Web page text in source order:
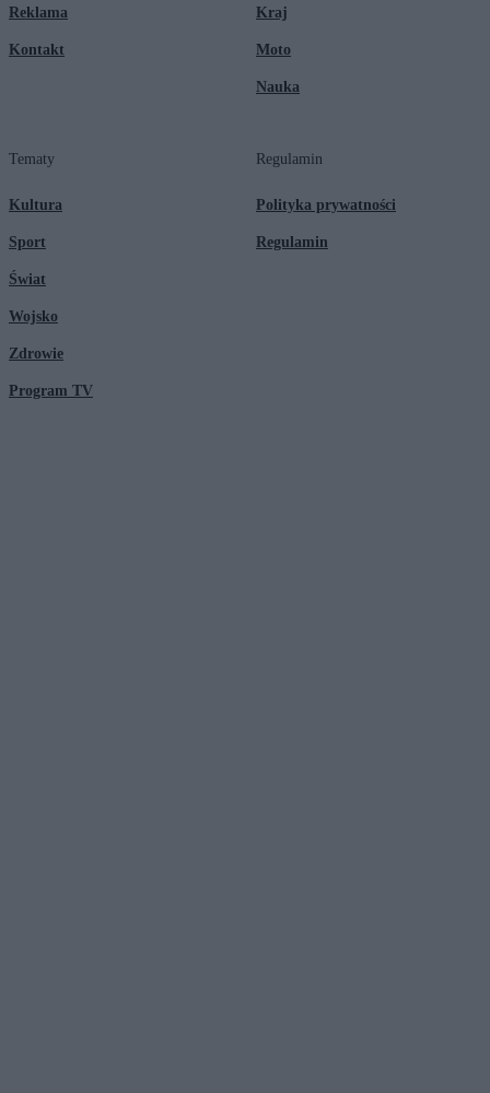
Reklama
Kontakt
Kraj
Moto
Nauka
Tematy
Kultura
Sport
Świat
Wojsko
Zdrowie
Program TV
Regulamin
Polityka prywatności
Regulamin